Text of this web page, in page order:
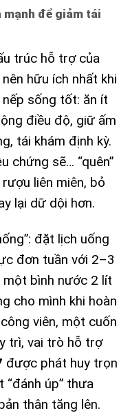
để giảm tái
trúc hỗ trợ của
hữu ích nhất khi
nếp sống tốt: ăn ít
điều độ, giữ ấm
tái khám định kỳ.
chứng sẽ… “quên”
liên miên, bỏ
lại dữ dội hơn.
đặt lịch uống
đơn tuần với 2–3
một bình nước 2 lít
cho mình khi hoàn
viên, một cuốn
trì, vai trò hỗ trợ
được phát huy trọn
“đánh úp” thưa
thân tăng lên.